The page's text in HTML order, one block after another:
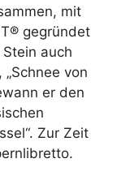
mit
gegründet
auch
von
er den
Zur Zeit